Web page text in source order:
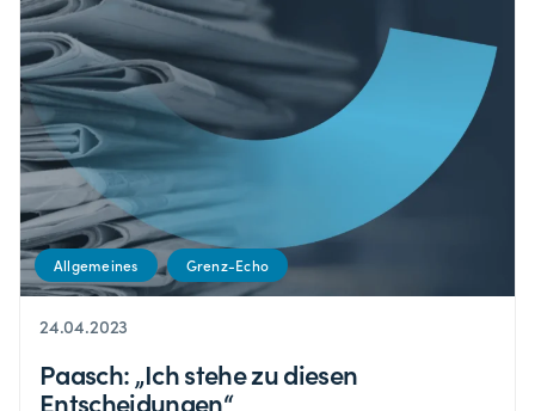
Allgemeines Grenz-Echo
24.04.2023
Paasch: „Ich stehe zu diesen
Entscheidungen“